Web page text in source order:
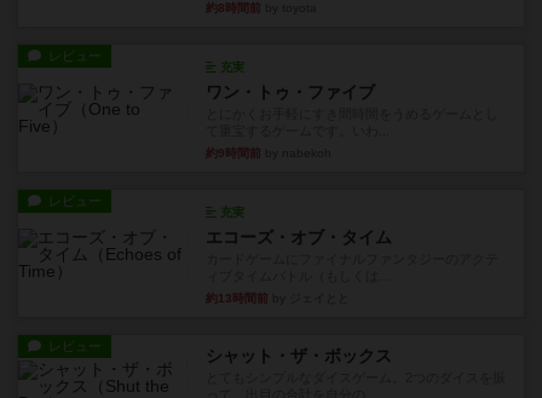
約8時間前
レビュー
充実
ワン・トゥ・ファイブ
約9時間前
レビュー
充実
エコーズ・オブ・タイム
約13時間前
レビュー シャット・ザ・ボックス